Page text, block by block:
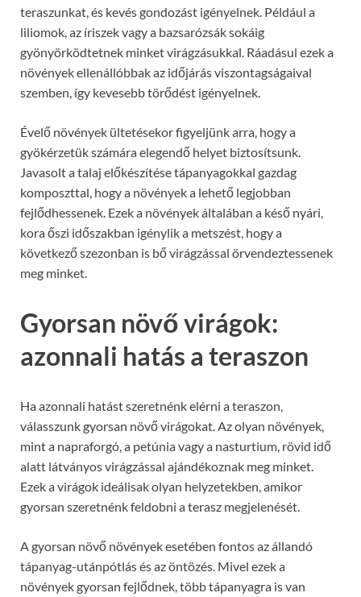
teraszunkat, és kevés gondozást igényelnek. Például a
liliomok, az íriszek vagy a bazsarózsák sokáig
gyönyörködtetnek minket virágzásukkal. Ráadásul ezek a
növények ellenállóbbak az időjárás viszontagságaival
szemben, így kevesebb törődést igényelnek.
Évelő növények ültetésekor figyeljünk arra, hogy a
gyökérzetük számára elegendő helyet biztosítsunk.
Javasolt a talaj előkészítése tápanyagokkal gazdag
komposzttal, hogy a növények a lehető legjobban
fejlődhessenek. Ezek a növények általában a késő nyári,
kora őszi időszakban igénylik a metszést, hogy a
következő szezonban is bő virágzással örvendeztessenek
meg minket.
Gyorsan növő virágok:
azonnali hatás a teraszon
Ha azonnali hatást szeretnénk elérni a teraszon,
válasszunk gyorsan növő virágokat. Az olyan növények,
mint a napraforgó, a petúnia vagy a nasturtium, rövid idő
alatt látványos virágzással ajándékoznak meg minket.
Ezek a virágok ideálisak olyan helyzetekben, amikor
gyorsan szeretnénk feldobni a terasz megjelenését.
A gyorsan növő növények esetében fontos az állandó
tápanyag-utánpótlás és az öntözés. Mivel ezek a
növények gyorsan fejlődnek, több tápanyagra is van